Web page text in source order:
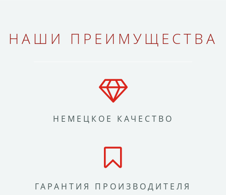
НАШИ ПРЕИМУЩЕСТВА
НЕМЕЦКОЕ КАЧЕСТВО
ГАРАНТИЯ ПРОИЗВОДИТЕЛЯ